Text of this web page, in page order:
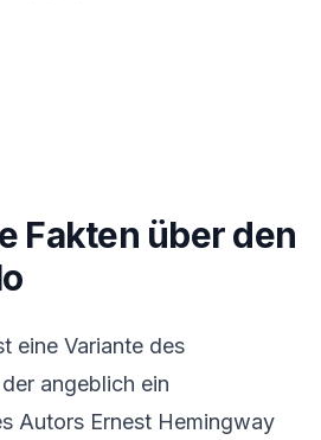
Fakten über den
eine Variante des
angeblich ein
Autors Ernest Hemingway